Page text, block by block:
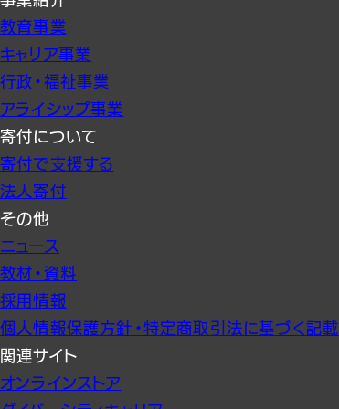
教育事業
キャリア事業
行政・福祉事業
アライシップ事業
寄付について
寄付で支援する
法人寄付
その他
ニュース
教材・資料
採用情報
個人情報保護方針・特定商取引法に基づく記載
関連サイト
オンラインストア